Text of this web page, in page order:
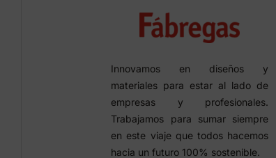
Innovamos en diseños y
materiales para estar al lado de
empresas y profesionales.
Trabajamos para sumar siempre
en este viaje que todos hacemos
hacia un futuro 100% sostenible.